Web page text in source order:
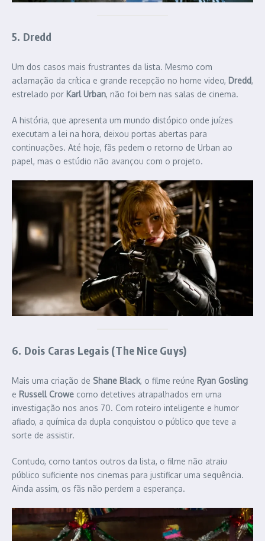
5. Dredd
Um dos casos mais frustrantes da lista. Mesmo com
aclamação da crítica e grande recepção no home video, Dredd,
estrelado por Karl Urban, não foi bem nas salas de cinema.
A história, que apresenta um mundo distópico onde juízes
executam a lei na hora, deixou portas abertas para
continuações. Até hoje, fãs pedem o retorno de Urban ao
papel, mas o estúdio não avançou com o projeto.
6. Dois Caras Legais (The Nice Guys)
Mais uma criação de Shane Black, o filme reúne Ryan Gosling
e Russell Crowe como detetives atrapalhados em uma
investigação nos anos 70. Com roteiro inteligente e humor
afiado, a química da dupla conquistou o público que teve a
sorte de assistir.
Contudo, como tantos outros da lista, o filme não atraiu
público suficiente nos cinemas para justificar uma sequência.
Ainda assim, os fãs não perdem a esperança.